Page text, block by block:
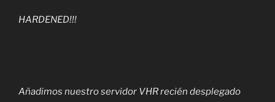
HARDENED!!!
Añadimos nuestro servidor VHR recién desplegado